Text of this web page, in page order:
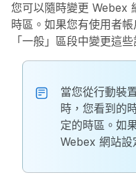
您可以隨時變更 Webex
時區。如果您有使用者
「一般」區段中變更這些
當您從行動裝
時，您看到的
定的時區。如
Webex 網站設